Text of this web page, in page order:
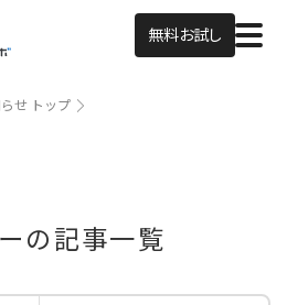
無料お試し
せ トップ
の記事一覧